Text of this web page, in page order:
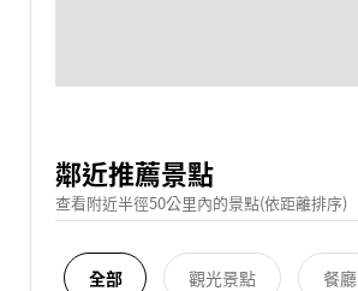
鄰近推薦景點
查看附近半徑50公里內的景點(依距離排序)
全部 觀光景點 餐廳